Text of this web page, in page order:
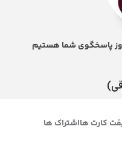
کارت هااشتراک ها